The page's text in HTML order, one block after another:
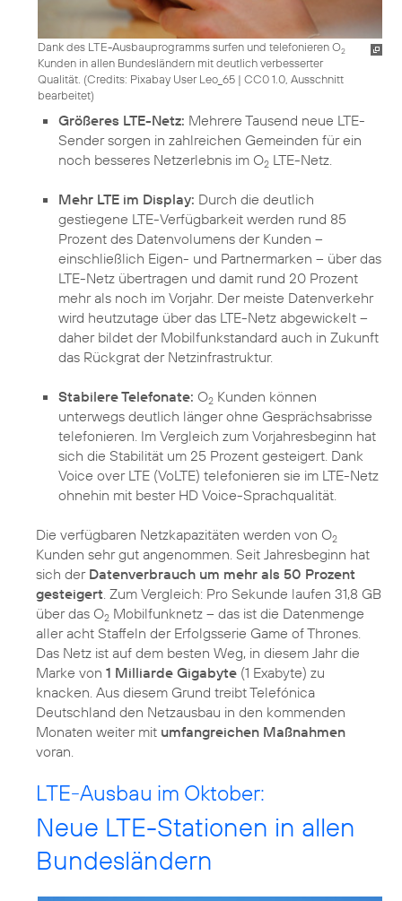
Dank des LTE-Ausbauprogramms surfen und telefonieren O2
Kunden in allen Bundesländern mit deutlich verbesserter
Qualität. (Credits: Pixabay User Leo_65 | CC0 1.0, Ausschnitt
bearbeitet)
Größeres LTE-Netz: Mehrere Tausend neue LTE-
Sender sorgen in zahlreichen Gemeinden für ein
noch besseres Netzerlebnis im O2 LTE-Netz.
Mehr LTE im Display: Durch die deutlich
gestiegene LTE-Verfügbarkeit werden rund 85
Prozent des Datenvolumens der Kunden –
einschließlich Eigen- und Partnermarken – über das
LTE-Netz übertragen und damit rund 20 Prozent
mehr als noch im Vorjahr. Der meiste Datenverkehr
wird heutzutage über das LTE-Netz abgewickelt –
daher bildet der Mobilfunkstandard auch in Zukunft
das Rückgrat der Netzinfrastruktur.
Stabilere Telefonate: O2 Kunden können
unterwegs deutlich länger ohne Gesprächsabrisse
telefonieren. Im Vergleich zum Vorjahresbeginn hat
sich die Stabilität um 25 Prozent gesteigert. Dank
Voice over LTE (VoLTE) telefonieren sie im LTE-Netz
ohnehin mit bester HD Voice-Sprachqualität.
Die verfügbaren Netzkapazitäten werden von O2
Kunden sehr gut angenommen. Seit Jahresbeginn hat
sich der Datenverbrauch um mehr als 50 Prozent
gesteigert . Zum Vergleich: Pro Sekunde laufen 31,8 GB
über das O2 Mobilfunknetz – das ist die Datenmenge
aller acht Staffeln der Erfolgsserie Game of Thrones.
Das Netz ist auf dem besten Weg, in diesem Jahr die
Marke von 1 Milliarde Gigabyte (1 Exabyte) zu
knacken. Aus diesem Grund treibt Telefónica
Deutschland den Netzausbau in den kommenden
Monaten weiter mit umfangreichen Maßnahmen
voran.
LTE-Ausbau im Oktober:
Neue LTE-Stationen in allen
Bundesländern